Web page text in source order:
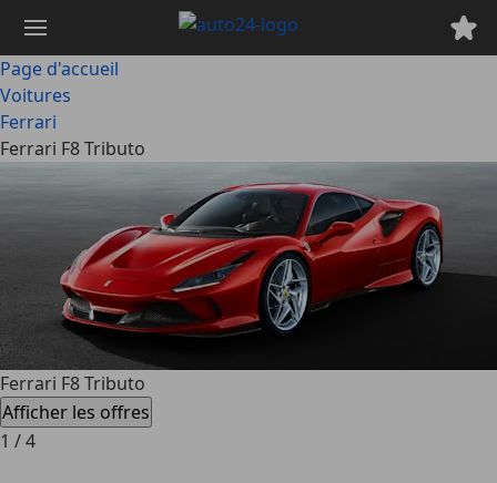
contenu
principal
Page d'accueil
Voitures
Ferrari
Ferrari F8 Tributo
Ferrari F8 Tributo
Afficher les offres
1 /4